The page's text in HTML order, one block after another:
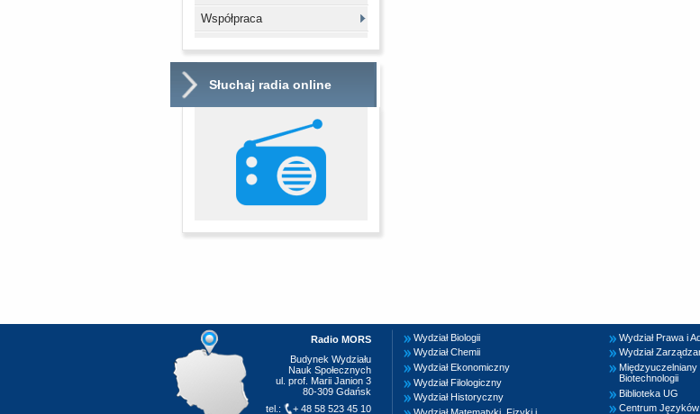
Współpraca
Słuchaj radia online
Radio MORS
Budynek Wydziału
Nauk Społecznych
ul. prof. Marii Janion 3
80-309 Gdańsk
tel.:
+ 48 58 523 45 10
Wydział Biologii
Wydział Chemii
Wydział Ekonomiczny
Wydział Filologiczny
Wydział Historyczny
Wydział Prawa i
Wydział
Międzyuczelniany
Biotechnologii
Biblioteka UG
Centrum